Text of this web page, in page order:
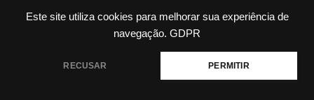
Este site utiliza cookies para melhorar sua experiência de
navegação. GDPR
RECUSAR PERMITIR
© Copyright 2026, Todos os direitos reservados |